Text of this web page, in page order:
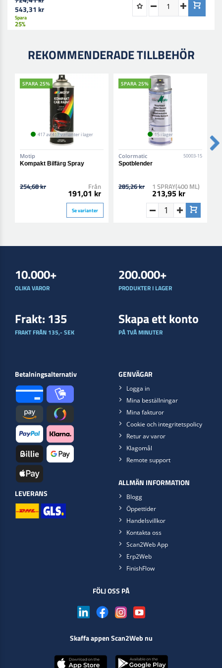
25°C).
Använd lämpligt andningsskydd (rekommenderad typ
543,31 kr
Spara
25%
REKOMMENDERADE TILLBEHÖR
SPARA 25%
417 av 417 varianter i lager
Motip
Kompakt Bilfärg Spray
254,68 kr Från
191,01 kr
Se varianter
SPARA 25%
15 i lager
Colormatic 50003-15
Spotblender
285,26 kr 1 SPRAY(400 ML)
213,95 kr
10.000+
OLIKA VAROR
200.000+
PRODUKTER I LAGER
Frakt: 135
FRAKT FRÅN 135,- SEK
Skapa ett konto
PÅ TVÅ MINUTER
Betalningsalternativ
LEVERANS
GENVÄGAR
Logga in
Mina beställningar
Mina fakturor
Cookie och integritetspolicy
Retur av varor
Klagomål
Remote support
ALLMÄN INFORMATION
Blogg
Öppettider
Handelsvillkor
Kontakta oss
Scan2Web App
Erp2Web
FinishFlow
FÖLJ OSS PÅ
Skaffa appen Scan2Web nu